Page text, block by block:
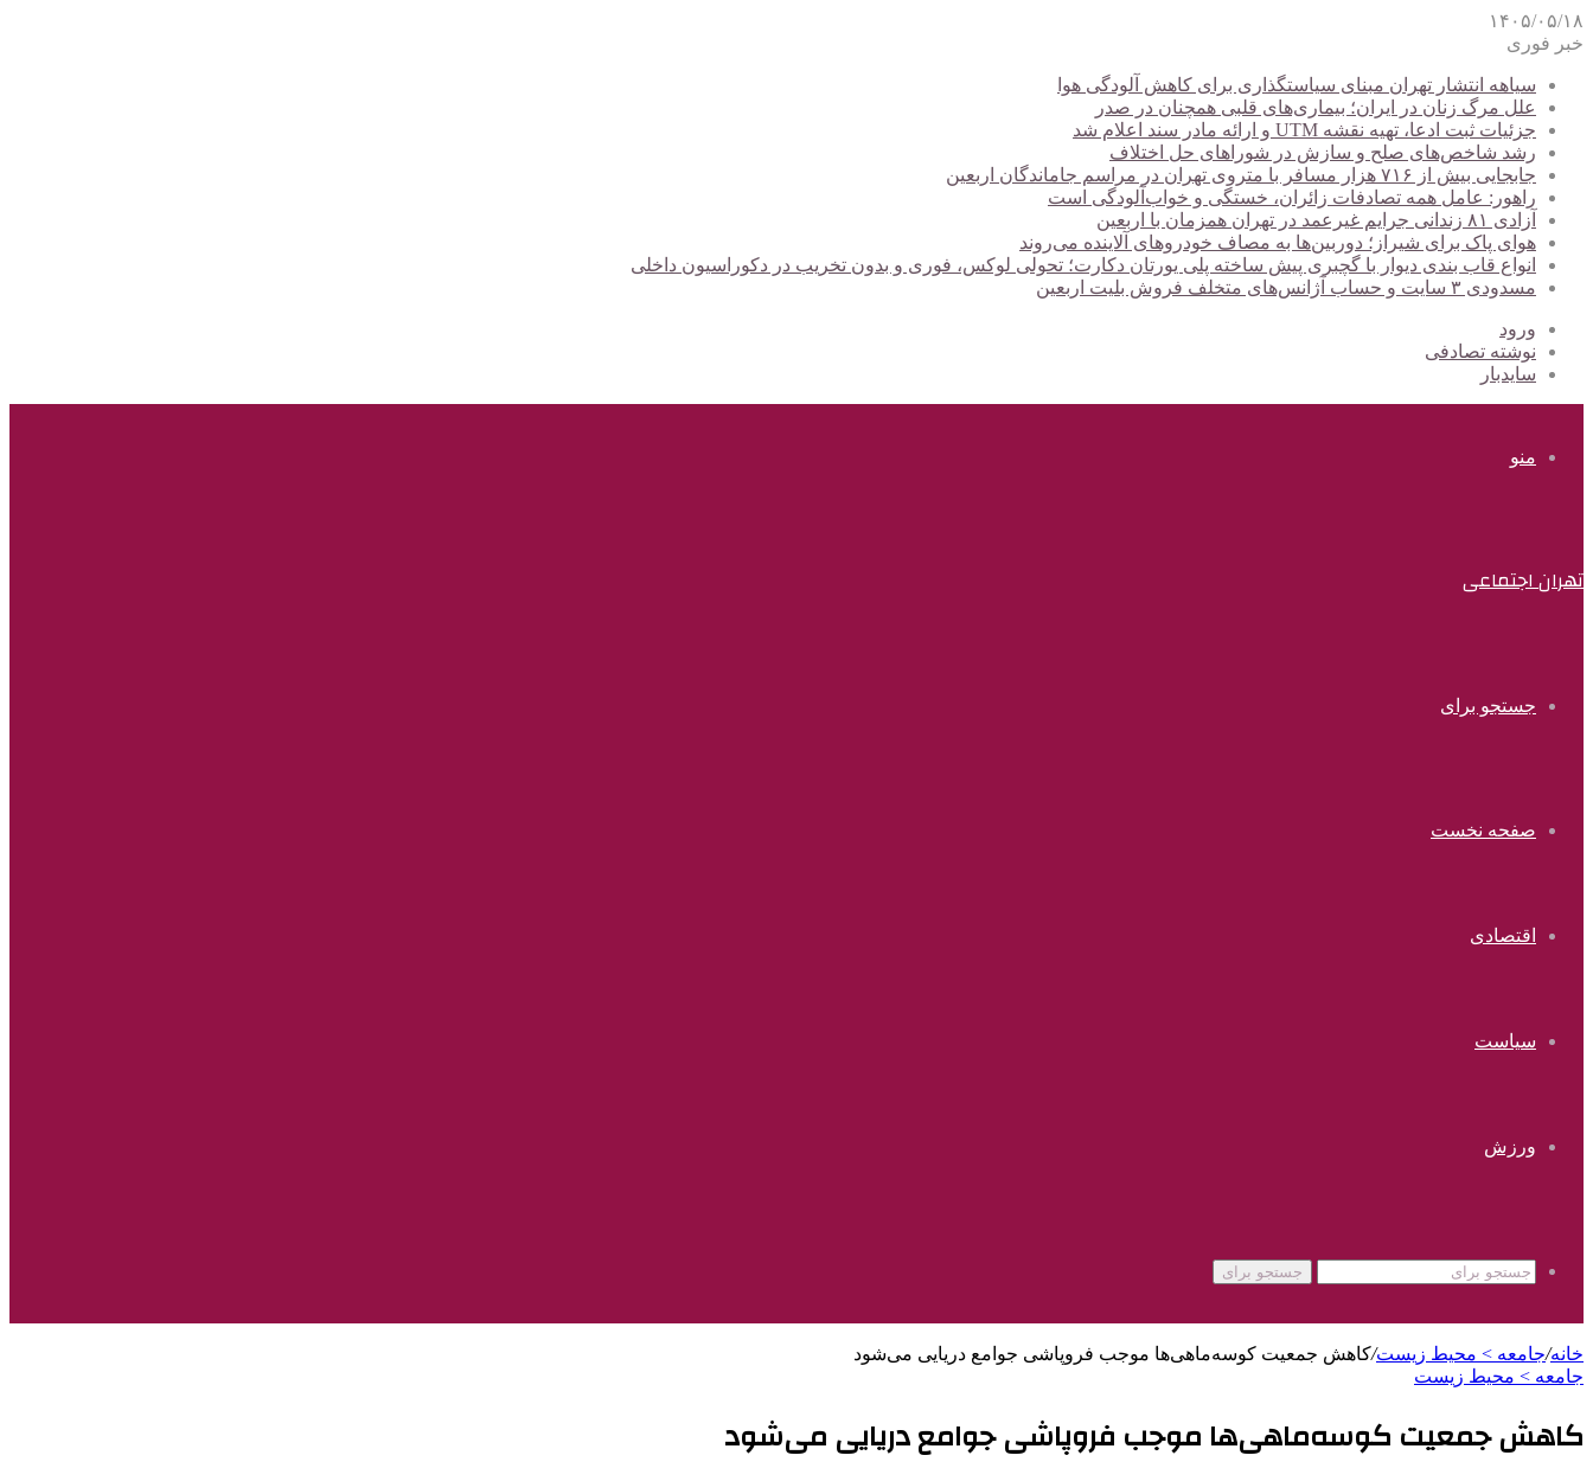
۱۴۰۵/۰۵/۱۸
خبر فوری
سیاهه انتشار تهران مبنای سیاستگذاری برای کاهش آلودگی هوا
علل مرگ زنان در ایران؛ بیماری‌های قلبی همچنان در صدر
جزئیات ثبت ادعا، تهیه نقشه UTM و ارائه مادر سند اعلام شد
رشد شاخص‌های صلح و سازش در شوراهای حل اختلاف
جابجایی بیش از ۷۱۶ هزار مسافر با متروی تهران در مراسم جاماندگان اربعین
راهور: عامل همه تصادفات زائران، خستگی و خواب‌آلودگی است
آزادی ۸۱ زندانی جرایم غیرعمد در تهران همزمان با اربعین
هوای پاک برای شیراز؛ دوربین‌ها به مصاف خودروهای آلاینده می‌روند
انواع قاب بندی دیوار با گچبری پیش ساخته پلی یورتان دکارت؛ تحولی لوکس، فوری و بدون تخریب در دکوراسیون داخلی
مسدودی ۳ سایت و حساب آژانس‌های متخلف فروش بلیت اربعین
ورود
نوشته تصادفی
سایدبار
منو
تهران اجتماعی
جستجو برای
صفحه نخست
اقتصادی
سیاست
ورزش
جستجو برای
خانه/جامعه > محیط زیست/کاهش جمعیت کوسه‌ماهی‌ها موجب فروپاشی جوامع دریایی می‌شود
جامعه > محیط زیست
کاهش جمعیت کوسه‌ماهی‌ها موجب فروپاشی جوامع دریایی می‌شود